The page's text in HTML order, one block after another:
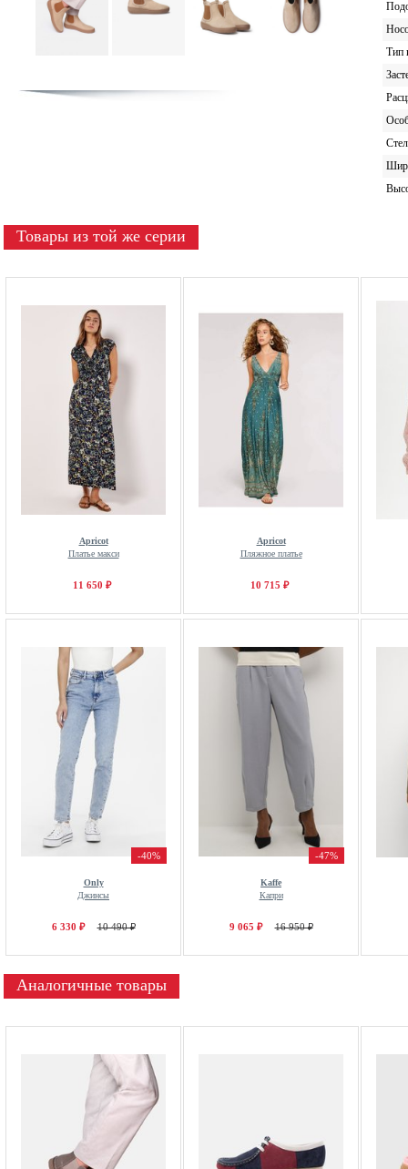
Тип
Товары из той же серии
Apricot
Платье макси
11 650 ₽
Apricot
Пляжное платье
10 715 ₽
-40%
Only
Джинсы
6 330 ₽ 10 490 ₽
-47%
Kaffe
Капри
9 065 ₽ 16 950 ₽
Аналогичные товары